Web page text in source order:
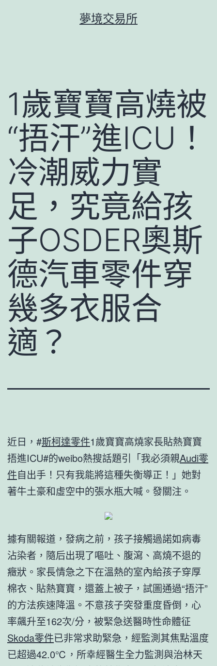
夢境交易所
1歲寶寶高燒被
“捂汗”進ICU！
冷潮威力實
足，究竟給孩
子OSDER奧斯
德汽車零件穿
幾多衣服合
適？
近日，#斯柯達零件1歲寶寶高燒家長貼熱寶寶
捂進ICU#的weibo熱搜話題引「我必須親Audi零
件自出手！只有我能將這種失衡導正！」她對
著牛土豪和虛空中的張水瓶大喊。發關注。
據有關報道，發病之前，孩子接觸過諾如病毒
沾染者，隨后出現了嘔吐、腹瀉、高燒不退的
癥狀。家長情急之下在溫熱的室內給孩子穿厚
棉衣、貼熱寶寶，還蓋上被子，試圖通過“捂汗”
的方法疾速降溫。不意孩子突發重度昏倒，心
率飆升至162次/分，被緊急送醫時性命體征
Skoda零件已非常求助緊急，經監測其焦點溫度
已超過42.0℃，所幸經醫生全力監測與治林天